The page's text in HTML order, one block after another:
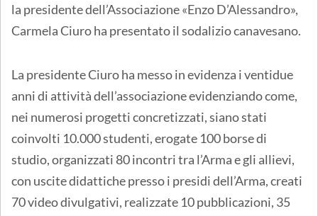
la presidente dell’Associazione «Enzo D’Alessandro»,
Carmela Ciuro ha presentato il sodalizio canavesano.
La presidente Ciuro ha messo in evidenza i ventidue
anni di attività dell’associazione evidenziando come,
nei numerosi progetti concretizzati, siano stati
coinvolti 10.000 studenti, erogate 100 borse di
studio, organizzati 80 incontri tra l’Arma e gli allievi,
con uscite didattiche presso i presidi dell’Arma, creati
70 video divulgativi, realizzate 10 pubblicazioni, 35